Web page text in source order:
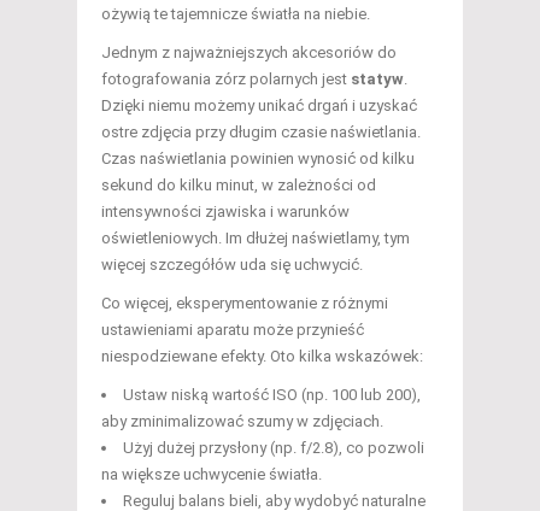
ożywią te tajemnicze światła na niebie.
Jednym z najważniejszych akcesoriów do
fotografowania zórz polarnych jest statyw
Dzięki niemu możemy unikać drgań i uzyskać
ostre zdjęcia przy długim czasie naświetlania.
Czas naświetlania powinien wynosić od kilku
sekund do kilku minut, w zależności od
intensywności zjawiska i warunków
oświetleniowych. Im dłużej naświetlamy, tym
więcej szczegółów uda się uchwycić.
Co więcej, eksperymentowanie z różnymi
ustawieniami aparatu może przynieść
niespodziewane efekty. Oto kilka wskazówek:
Ustaw niską wartość ISO (np. 100 lub 200),
aby zminimalizować szumy w zdjęciach.
Użyj dużej przysłony (np. f/2.8), co pozwoli
na większe uchwycenie światła.
Reguluj balans bieli, aby wydobyć naturalne